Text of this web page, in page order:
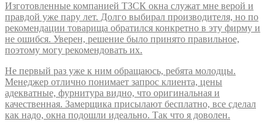
Изготовленные компанией ТЗСК окна служат мне верой и
правдой уже пару лет. Долго выбирал производителя, но по
рекомендации товарища обратился конкретно в эту фирму и
не ошибся. Уверен, решение было принято правильное,
поэтому могу рекомендовать их.
Не первый раз уже к ним обращаюсь, ребята молодцы.
Менеджер отлично понимает запрос клиента, цены
адекватные, фурнитура видно, что оригинальная и
качественная. Замерщика присылают бесплатно, все сделал
как надо, окна подошли идеально. Так что я доволен.